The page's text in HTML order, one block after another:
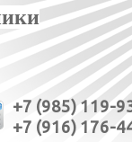
+7 (985) 119-
+7 (916) 176-